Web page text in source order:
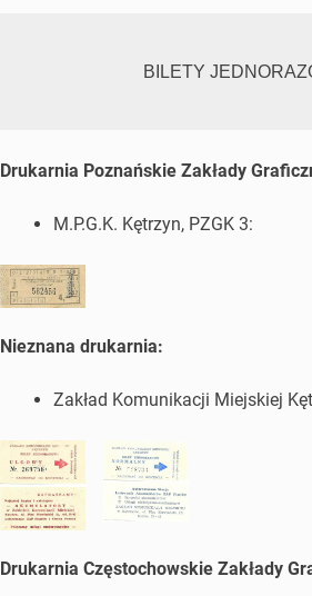
BILETY
Drukarnia Poznańskie Zakłady
M.P.G.K. Kętrzyn, PZGK 3:
Nieznana drukarnia:
Zakład Komunikacji Miejskiej
Drukarnia Częstochowskie Zakłady